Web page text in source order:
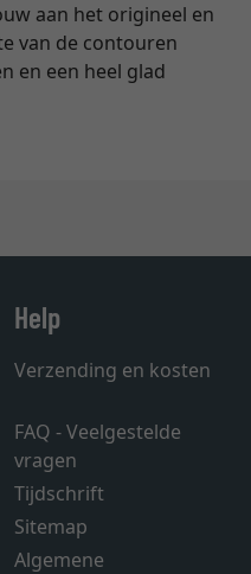
aan het origineel en
van de contouren
en een heel glad
Help
Verzending en kosten
FAQ - Veelgestelde
vragen
Tijdschrift
Sitemap
Algemene